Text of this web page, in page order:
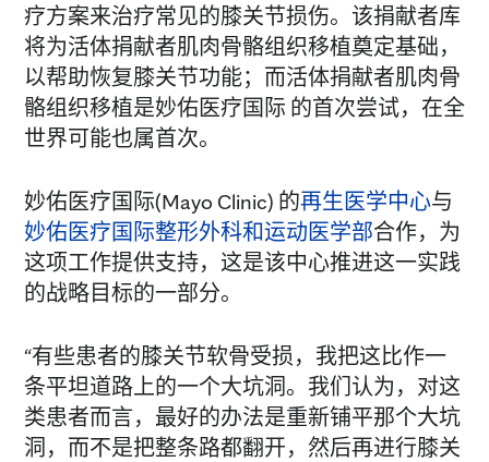
疗方案来治疗常见的膝关节损伤。该捐献者库
将为活体捐献者肌肉骨骼组织移植奠定基础，
以帮助恢复膝关节功能；而活体捐献者肌肉骨
骼组织移植是妙佑医疗国际 的首次尝试，在全
世界可能也属首次。
妙佑医疗国际(Mayo Clinic) 的再生医学中心与
妙佑医疗国际整形外科和运动医学部合作，为
这项工作提供支持，这是该中心推进这一实践
的战略目标的一部分。
“有些患者的膝关节软骨受损，我把这比作一
条平坦道路上的一个大坑洞。我们认为，对这
类患者而言，最好的办法是重新铺平那个大坑
洞，而不是把整条路都翻开，然后再进行膝关